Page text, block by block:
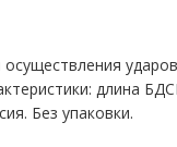
длина
Без упаковки.